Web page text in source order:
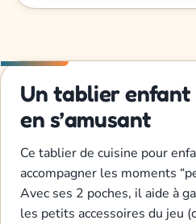
Un tablier
en s’amusant
Ce tablier de cuisine pour
accompagner les moments
Avec ses 2 poches, il aide à
les petits accessoires du jeu